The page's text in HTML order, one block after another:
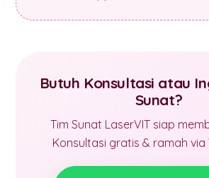
Butuh Konsultasi atau
Sunat?
Tim Sunat LaserVIT siap
Konsultasi gratis & ramah via